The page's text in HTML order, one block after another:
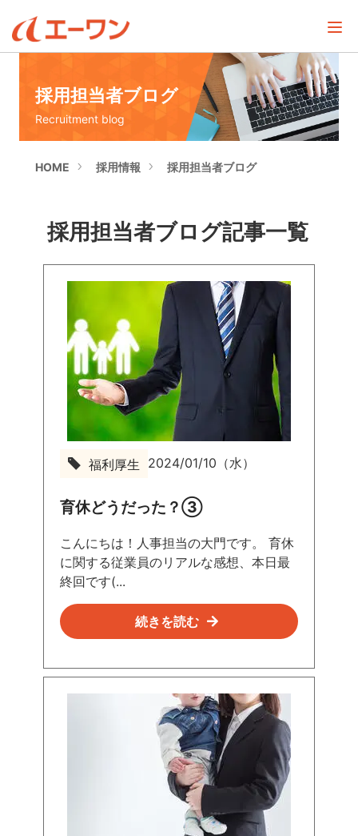
採用担当者ブログ
Recruitment blog
HOME 採用情報 採用担当者ブログ
採用担当者ブログ記事一覧
福利厚生 2024/01/10（水）
育休どうだった？③
こんにちは！人事担当の大門です。 育休
に関する従業員のリアルな感想、本日最
終回です(...
続きを読む